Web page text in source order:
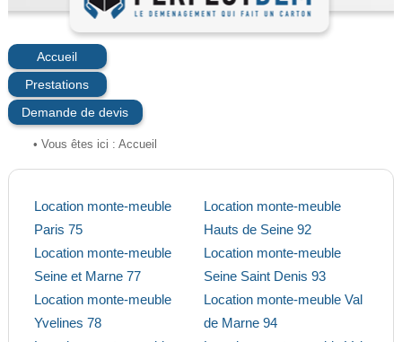
Accueil
Prestations
Demande de devis
• Vous êtes ici : Accueil
Location monte-meuble
Paris 75
Location monte-meuble
Seine et Marne 77
Location monte-meuble
Yvelines 78
Location monte-meuble
Hauts de Seine 92
Location monte-meuble
Seine Saint Denis 93
Location monte-meuble Val
de Marne 94